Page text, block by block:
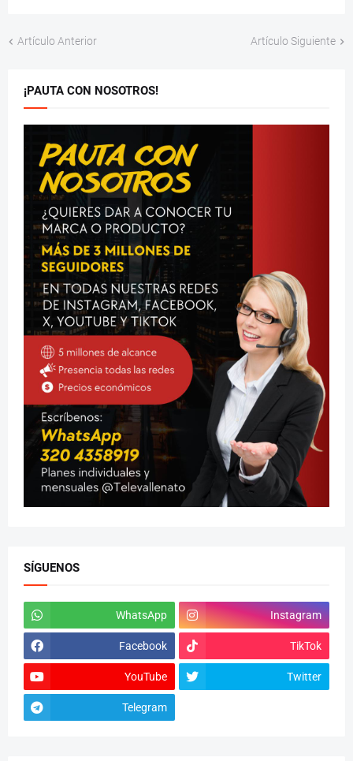
Artículo Anterior Artículo Siguiente
¡PAUTA CON NOSOTROS!
SÍGUENOS
WhatsApp Instagram
Facebook TikTok
YouTube Twitter
Telegram